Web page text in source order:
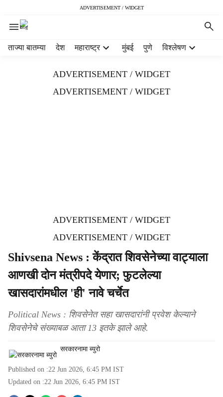
ADVERTISEMENT / WIDGET
ताज्या बातम्या देश महाराष्ट्र मुंबई पुणे विश्लेषण
ADVERTISEMENT / WIDGET
ADVERTISEMENT / WIDGET
ADVERTISEMENT / WIDGET
ADVERTISEMENT / WIDGET
Shivsena News : केंद्रात शिवसेनेच्या वाट्याला
आणखी दोन मंत्रीपदे येणार; फुटलेल्या
खासदारांमधील 'ही' नावे चर्चेत
Political News : शिवसेनेत सहा खासदारांनी प्रवेश केल्याने
शिवसेनेचे संख्याबळ आता 13 इतके झाले आहे.
सरकारनामा ब्युरो
Published on :22 Jun 2026, 6:45 PM IST
Updated on :22 Jun 2026, 6:45 PM IST